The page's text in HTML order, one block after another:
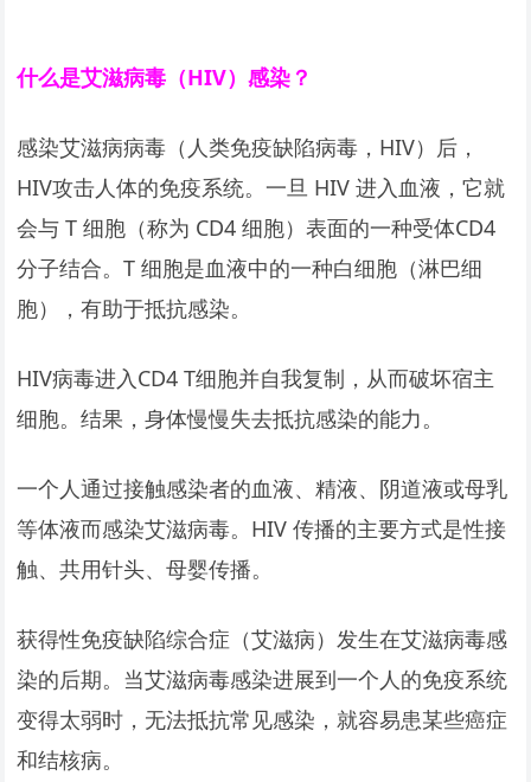
什么是艾滋病毒（HIV）感染？
感染艾滋病病毒（人类免疫缺陷病毒，HIV）后，
HIV攻击人体的免疫系统。一旦 HIV 进入血液，它就
会与 T 细胞（称为 CD4 细胞）表面的一种受体CD4
分子结合。T 细胞是血液中的一种白细胞（淋巴细
胞），有助于抵抗感染。
HIV病毒进入CD4 T细胞并自我复制，从而破坏宿主
细胞。结果，身体慢慢失去抵抗感染的能力。
一个人通过接触感染者的血液、精液、阴道液或母乳
等体液而感染艾滋病毒。HIV 传播的主要方式是性接
触、共用针头、母婴传播。
获得性免疫缺陷综合症（艾滋病）发生在艾滋病毒感
染的后期。当艾滋病毒感染进展到一个人的免疫系统
变得太弱时，无法抵抗常见感染，就容易患某些癌症
和结核病。